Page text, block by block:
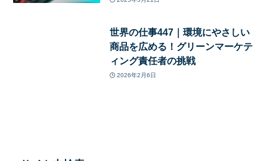
世界の仕事447｜環境にやさしい
商品を広める！グリーンマーケテ
ィング責任者の挑戦
2026年2月6日